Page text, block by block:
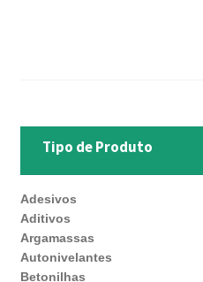
Tipo de Produto
Adesivos
Aditivos
Argamassas
Autonivelantes
Betonilhas